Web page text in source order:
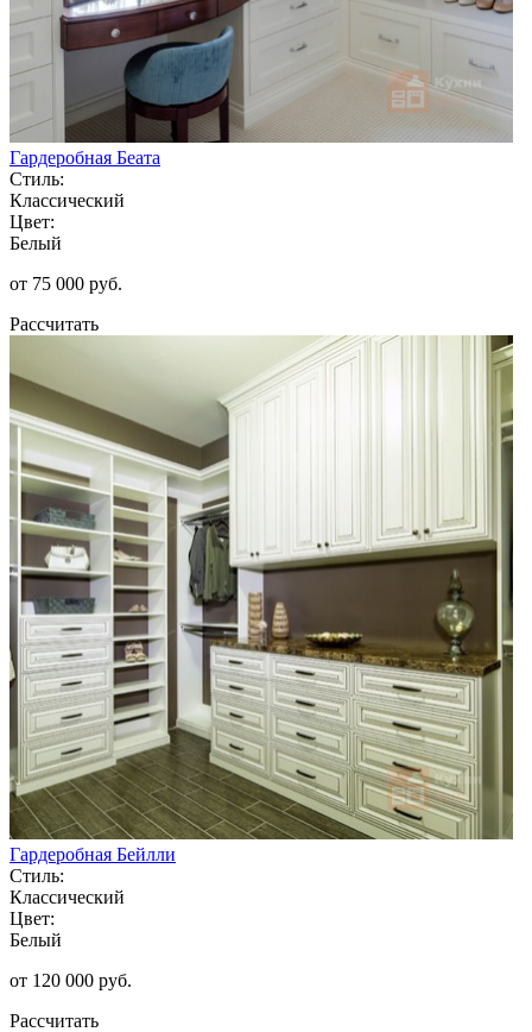
Гардеробная Беата
Стиль:
Классический
Цвет:
Белый
от 75 000 руб.
Рассчитать
Гардеробная Бейлли
Стиль:
Классический
Цвет:
Белый
от 120 000 руб.
Рассчитать